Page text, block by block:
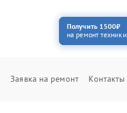
Получить 1500₽
на ремонт техники
Заявка на ремонт Контакты